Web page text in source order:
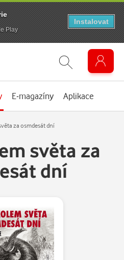
E-magazíny Aplikace
za osmdesát dní
světa za
dní
Play
Instalovat